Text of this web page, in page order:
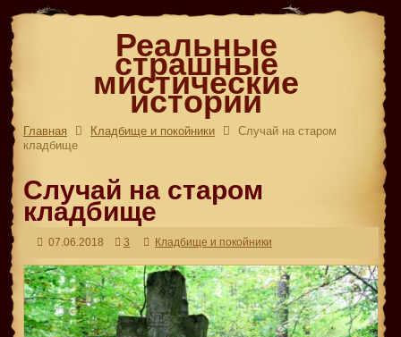
Реальные
страшные
мистические
истории
Главная Кладбище и покойники
Случай на старом
кладбище
Случай на старом
кладбище
07.06.2018 3 Кладбище и покойники